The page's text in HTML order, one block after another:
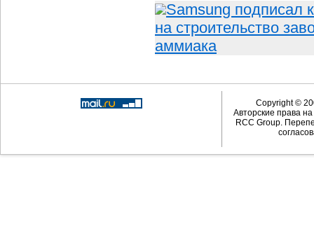
Samsung подписал
на строительство
аммиака
Copyright ©
Авторские права
RCC Group.